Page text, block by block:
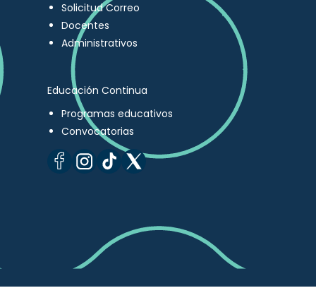
Solicitud Correo
Docentes
Administrativos
Educación Continua
Programas educativos
Convocatorias